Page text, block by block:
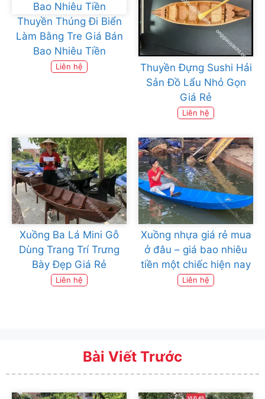
Thuyền Thúng Đi Biển
Làm Bằng Tre Giá Bán
Bao Nhiêu Tiền
Liên hệ
Thuyền Đựng Sushi Hải
Sản Đồ Lẩu Nhỏ Gọn
Giá Rẻ
Liên hệ
Xuồng Ba Lá Mini Gỗ
Dùng Trang Trí Trưng
Bày Đẹp Giá Rẻ
Liên hệ
Xuồng nhựa giá rẻ mua
ở đâu – giá bao nhiêu
tiền một chiếc hiện nay
Liên hệ
Bài Viết Trước